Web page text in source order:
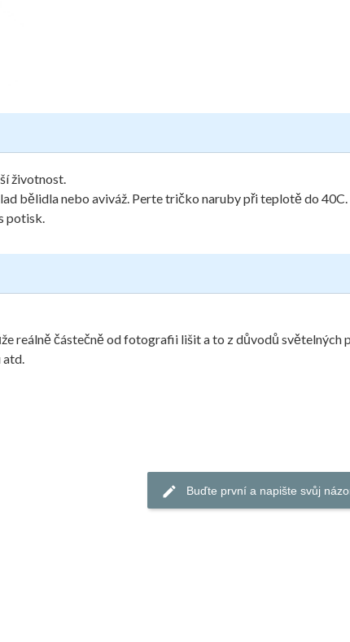
životnost.
bělidla nebo aviváž. Perte tričko naruby při teplotě do 40C.
potisk.
reálně částečně od fotografii lišit a to z důvodů
atd.
Buďte první a napište svůj